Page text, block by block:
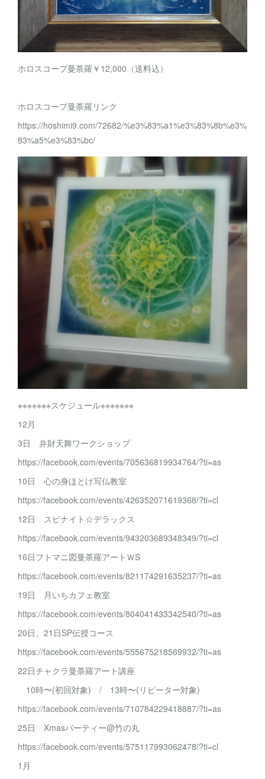
ホロスコープ曼荼羅￥12,000（送料込）
ホロスコープ曼荼羅リンク
https://hoshimi9.com/72682/%e3%83%a1%e3%83%8b%e3%
83%a5%e3%83%bc/
※※※※※※※スケジュール※※※※※※※
12月
3日 弁財天舞ワークショップ
https://facebook.com/events/705636819934764/?ti=as
10日 心の身ほとけ写仏教室
https://facebook.com/events/426352071619368/?ti=cl
12日 スピナイト☆デラックス
https://facebook.com/events/943203689348349/?ti=cl
16日フトマニ図曼荼羅アートＷS
https://facebook.com/events/821174291635237/?ti=as
19日 月いちカフェ教室
https://facebook.com/events/804041433342540/?ti=as
20日、21日SP伝授コース
https://facebook.com/events/555675218569932/?ti=as
22日チャクラ曼荼羅アート講座
10時〜(初回対象) / 13時〜(リピーター対象)
https://facebook.com/events/710784229418887/?ti=as
25日 Xmasパーティー@竹の丸
https://facebook.com/events/575117993062478/?ti=cl
1月